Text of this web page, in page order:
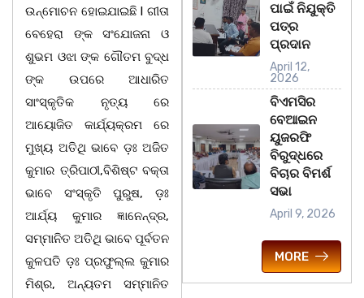
ଉନ୍ମୋଚନ ହୋଇଯାଇଛି l ଗୀତା
ବେହେରା ଙ୍କ ସଂଯୋଜନା ଓ
ଶୁଭମ ଓଝା ଙ୍କ ଗୌତମ ବୁଦ୍ଧ
ଙ୍କ ଉପରେ ଆଧାରିତ
ସାଂସ୍କୃତିକ ନୃତ୍ୟ ରେ
ଆୟୋଜିତ କାର୍ଯ୍ୟକ୍ରମ ରେ
ମୁଖ୍ୟ ଅତିଥି ଭାବେ ଡ଼ଃ ଅଜିତ
କୁମାର ତ୍ରିପାଠୀ,ବିଶିଷ୍ଟ ବକ୍ତା
ଭାବେ ସଂସ୍କୃତି ପୁରୁଷ, ଡ଼ଃ
ଆର୍ଯ୍ୟ କୁମାର ଜ୍ଞାନେନ୍ଦ୍ର,
ସମ୍ମାନିତ ଅତିଥି ଭାବେ ପୂର୍ବତନ
କୁଳପତି ଡ଼ଃ ପ୍ରଫୁଲ୍ଲ କୁମାର
ମିଶ୍ର, ଅନ୍ୟତମ ସମ୍ମାନିତ
ପାଇଁ ନିଯୁକ୍ତି
ପତ୍ର
ପ୍ରଦାନ
April 12,
2026
ବିଏମସିର
ବେଆଇନ
ୟୁଜରଫି
ବିରୁଦ୍ଧରେ
ବିଚାର ବିମର୍ଶ
ସଭା
April 9, 2026
MORE